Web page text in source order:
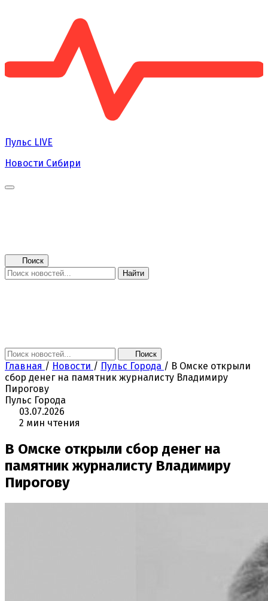
Пульс LIVE
Новости Сибири
Поиск
Найти
Поиск
Главная / Новости / Пульс Города / В Омске открыли
сбор денег на памятник журналисту Владимиру
Пирогову
Пульс Города
03.07.2026
2 мин чтения
В Омске открыли сбор денег на
памятник журналисту Владимиру
Пирогову